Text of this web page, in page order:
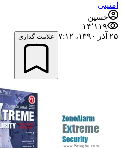
امنیتی
حسین
۱۴٬۱۱۹
۲۵ آذر ۱۳۹۰،‏ ۷:۱۲
علامت گذاری